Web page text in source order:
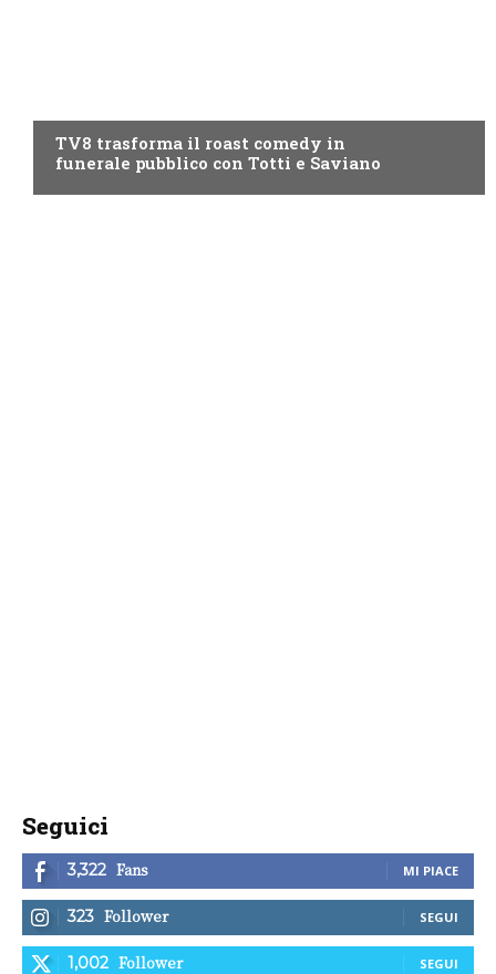
TV8 trasforma il roast comedy in
funerale pubblico con Totti e Saviano
Seguici
3,322 Fans MI PIACE
323 Follower SEGUI
1,002 Follower SEGUI